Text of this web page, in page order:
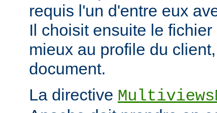
requis l'un d'entre eux
Il choisit ensuite le
mieux au profile du
document.
La directive